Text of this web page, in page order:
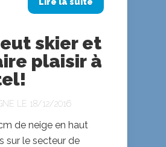
skier et
plaisir à
LE 18/12/2016
de neige en haut
sur le secteur de